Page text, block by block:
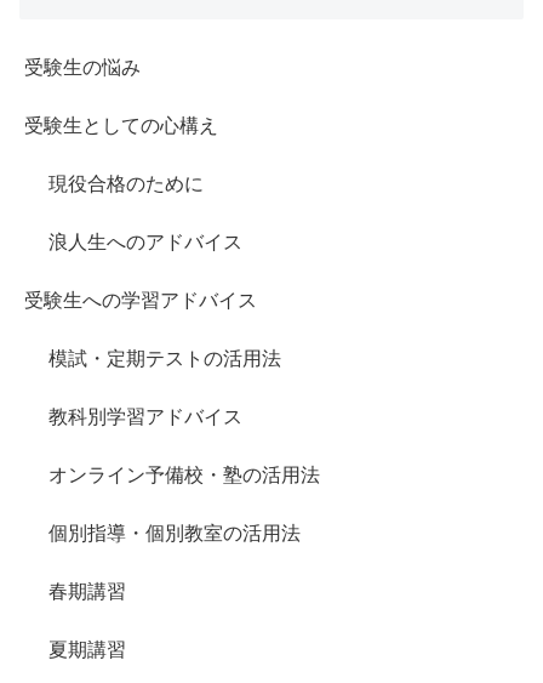
受験生の悩み
受験生としての心構え
現役合格のために
浪人生へのアドバイス
受験生への学習アドバイス
模試・定期テストの活用法
教科別学習アドバイス
オンライン予備校・塾の活用法
個別指導・個別教室の活用法
春期講習
夏期講習